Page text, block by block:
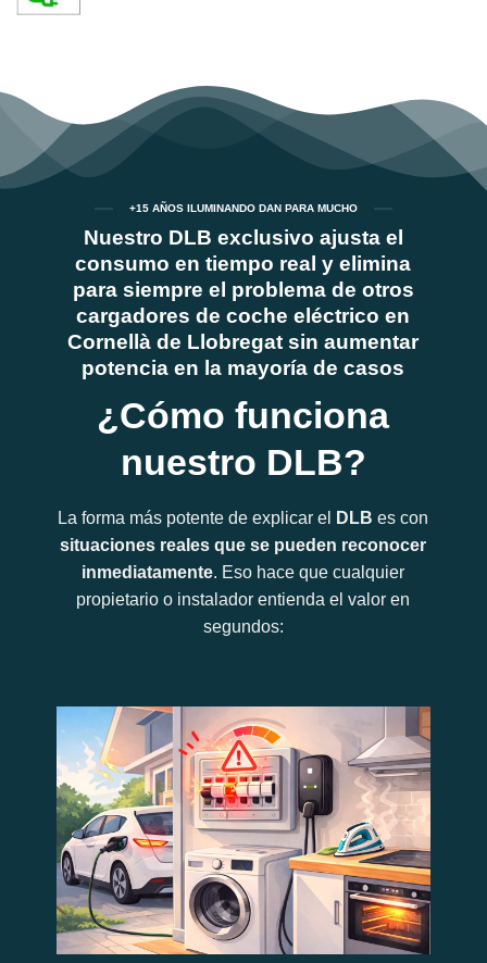
+15 AÑOS ILUMINANDO DAN PARA MUCHO
Nuestro DLB exclusivo ajusta el
consumo en tiempo real y elimina
para siempre el problema de otros
cargadores de coche eléctrico en
Cornellà de Llobregat sin aumentar
potencia en la mayoría de casos
¿Cómo funciona
nuestro DLB?
La forma más potente de explicar el DLB es con
situaciones reales que se pueden reconocer
inmediatamente. Eso hace que cualquier
propietario o instalador entienda el valor en
segundos: